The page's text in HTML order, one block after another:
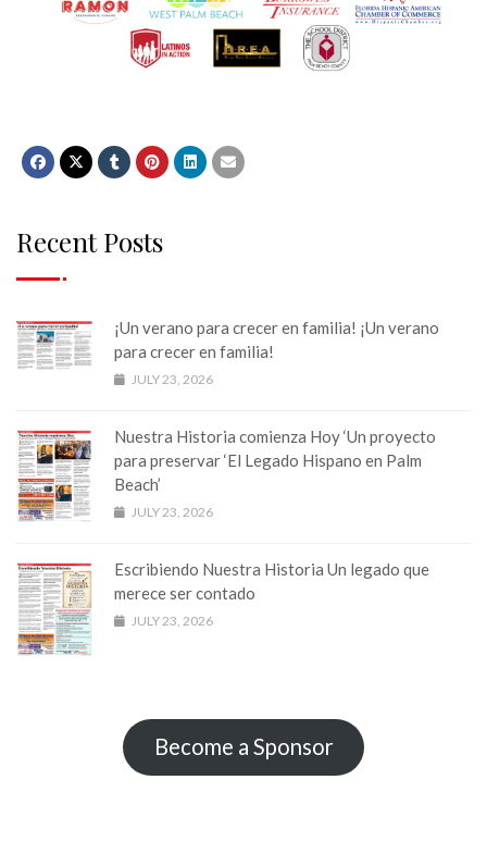
Recent Posts
¡Un verano para crecer en familia! ¡Un verano
para crecer en familia!
JULY 23, 2026
Nuestra Historia comienza Hoy ‘Un proyecto
para preservar ‘El Legado Hispano en Palm
Beach’
JULY 23, 2026
Escribiendo Nuestra Historia Un legado que
merece ser contado
JULY 23, 2026
Become a Sponsor